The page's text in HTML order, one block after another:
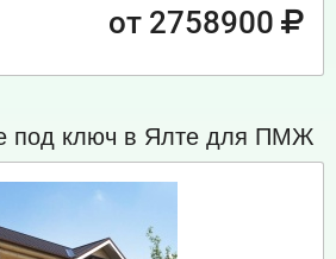
от 2758900
под ключ в Ялте для ПМЖ